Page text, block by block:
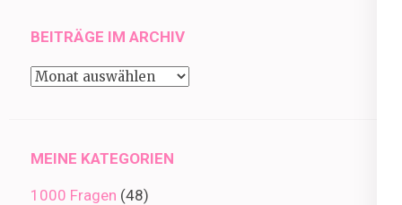
BEITRÄGE IM ARCHIV
Beiträge
MEINE KATEGORIEN
1000 Fragen (48)